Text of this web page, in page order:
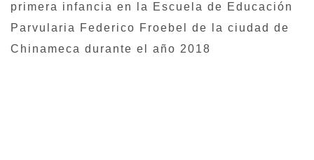
primera infancia en la Escuela de Educación
Parvularia Federico Froebel de la ciudad de
Chinameca durante el año 2018